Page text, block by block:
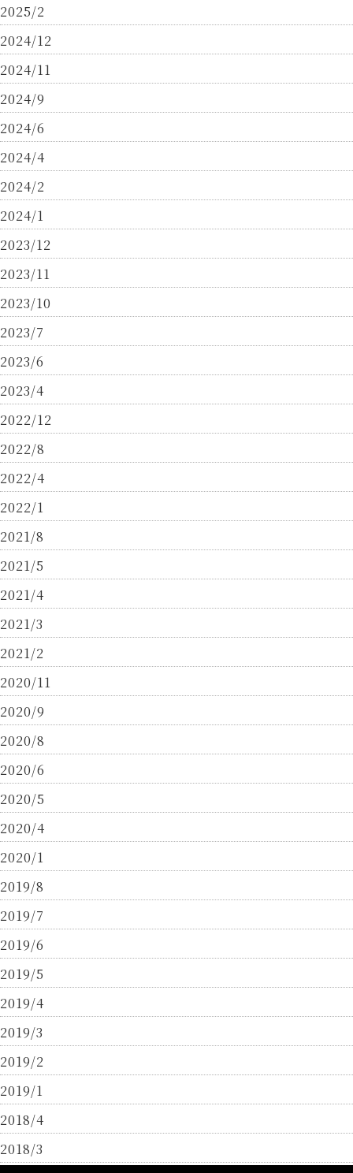
2025/2
2024/12
2024/11
2024/9
2024/6
2024/4
2024/2
2024/1
2023/12
2023/11
2023/10
2023/7
2023/6
2023/4
2022/12
2022/8
2022/4
2022/1
2021/8
2021/5
2021/4
2021/3
2021/2
2020/11
2020/9
2020/8
2020/6
2020/5
2020/4
2020/1
2019/8
2019/7
2019/6
2019/5
2019/4
2019/3
2019/2
2019/1
2018/4
2018/3